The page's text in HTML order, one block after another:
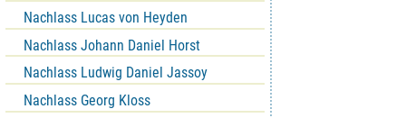
Nachlass Lucas von Heyden
Nachlass Johann Daniel Horst
Nachlass Ludwig Daniel Jassoy
Nachlass Georg Kloss